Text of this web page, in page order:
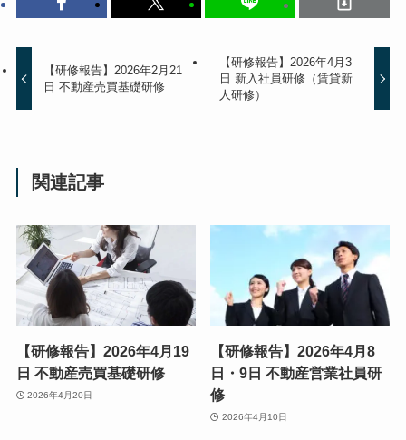
【研修報告】2026年2月21
日 不動産売買基礎研修
【研修報告】2026年4月3
日 新入社員研修（賃貸新
人研修）
関連記事
【研修報告】2026年4月19
日 不動産売買基礎研修
2026年4月20日
【研修報告】2026年4月8
日・9日 不動産営業社員研
修
2026年4月10日